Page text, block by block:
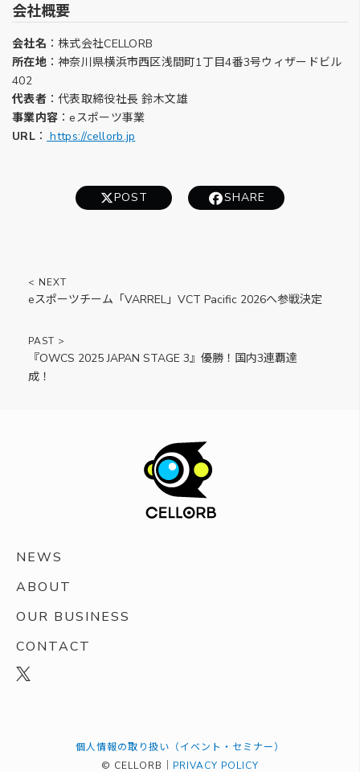
会社概要
会社名 ：株式会社CELLORB
所在地：神奈川県横浜市西区浅間町1丁目4番3号ウィザードビル
402
代表者：代表取締役社長 鈴木文雄
事業内容 ：eスポーツ事業
URL： https://cellorb.jp
POST SHARE
eスポーツチーム「VARREL」VCT Pacific 2026へ参戦決定
『OWCS 2025 JAPAN STAGE 3』優勝！国内3連覇達
成！
NEWS
ABOUT
OUR BUSINESS
CONTACT
個人情報の取り扱い（イベント・セミナー）
© CELLORB｜ PRIVACY POLICY